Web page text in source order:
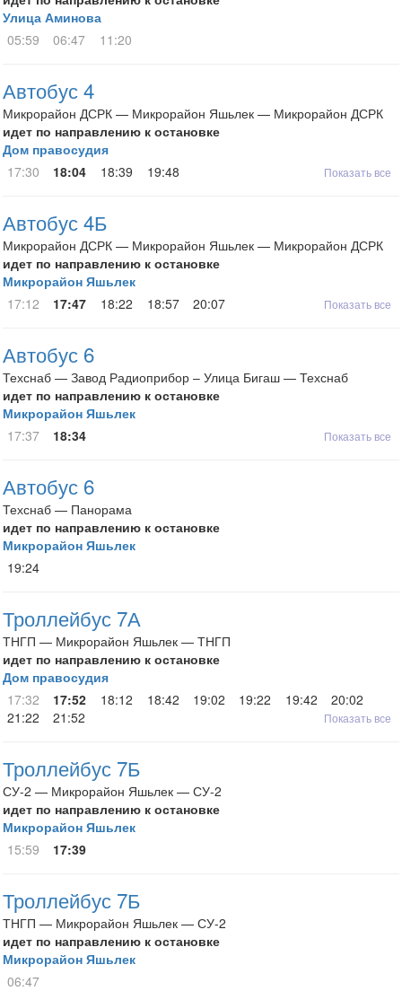
Улица Аминова
05:59
06:47 11:20
Автобус 4
Микрорайон ДСРК — Микрорайон Яшьлек — Микрорайон ДСРК
идет по направлению к остановке
Дом правосудия
17:30
18:04 18:39 19:48 Показать все
Автобус 4Б
Микрорайон ДСРК — Микрорайон Яшьлек — Микрорайон ДСРК
идет по направлению к остановке
Микрорайон Яшьлек
17:12
17:47 18:22 18:57 20:07 Показать все
Автобус 6
Техснаб — Завод Радиоприбор – Улица Бигаш — Техснаб
идет по направлению к остановке
Микрорайон Яшьлек
17:37
18:34 Показать все
Автобус 6
Техснаб — Панорама
идет по направлению к остановке
Микрорайон Яшьлек
19:24
Троллейбус 7А
ТНГП — Микрорайон Яшьлек — ТНГП
идет по направлению к остановке
Дом правосудия
17:32
17:52 18:12 18:42 19:02 19:22 19:42
20:02
21:22
21:52 Показать все
Троллейбус 7Б
СУ-2 — Микрорайон Яшьлек — СУ-2
идет по направлению к остановке
Микрорайон Яшьлек
15:59
17:39
Троллейбус 7Б
ТНГП — Микрорайон Яшьлек — СУ-2
идет по направлению к остановке
Микрорайон Яшьлек
06:47